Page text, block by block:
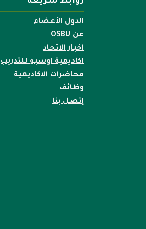
الدول الأعضاء
عن OSBU
اخبار الاتحاد
اكاديمية اوسبو للتدريب
محاضرات الاكاديمية
وظائف
إتصل بنا